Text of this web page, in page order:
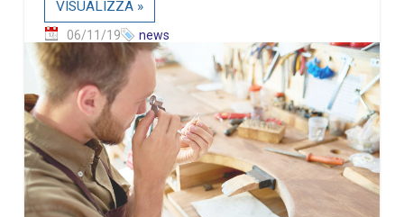
VISUALIZZA »
06/11/19 news